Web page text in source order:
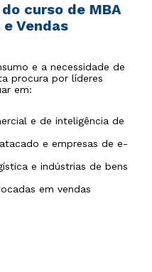
curso de MBA
Vendas
e a necessidade de
procura por líderes
em:
e de inteligência de
e empresas de e-
e indústrias de bens
em vendas